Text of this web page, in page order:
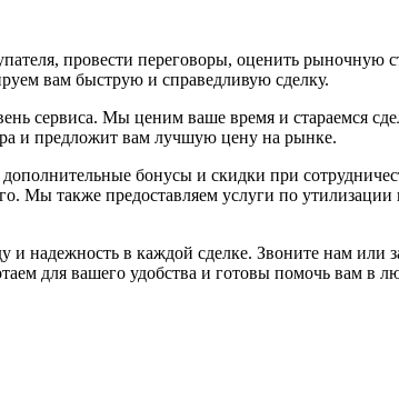
провести переговоры, оценить рыночную
вам быструю и справедливую сделку.
сервиса. Мы ценим ваше время и стараемся
и предложит вам лучшую цену на рынке.
бонусы и скидки при
Мы также предоставляем услуги по
надежность в каждой сделке. Звоните нам или
для вашего удобства и готовы помочь вам в